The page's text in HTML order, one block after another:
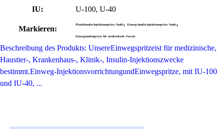
IU:
U-100, U-40
Markieren: Plastikinsulin-Injektionsspritze Nadel, Einweg-Insulin-Injektionsspritze Nadel,
Einweginsulinspritze für medizinische Zwecke
Beschreibung des Produkts: UnsereEinwegspritzeist für medizinische,
Haustier-, Krankenhaus-, Klinik-, Insulin-Injektionszwecke
bestimmt.Einweg-InjektionsvorrichtungundEinwegspritze, mit IU-100
und IU-40, ...